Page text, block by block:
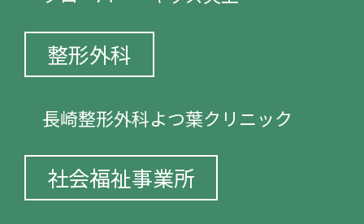
整形外科
長崎整形外科よつ葉クリニック
社会福祉事業所